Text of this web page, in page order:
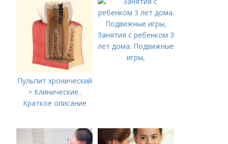
Пульпит хронический
> Клинические..
Краткое описание
Занятия с ребенком 3
лет дома. Подвижные
игры,